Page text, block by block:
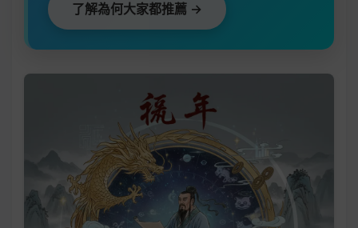
了解為何大家都推薦 →